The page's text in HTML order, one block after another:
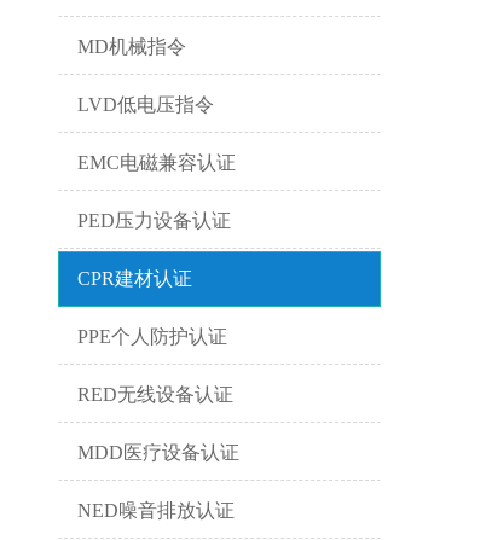
MD机械指令
LVD低电压指令
EMC电磁兼容认证
PED压力设备认证
CPR建材认证
PPE个人防护认证
RED无线设备认证
MDD医疗设备认证
NED噪音排放认证